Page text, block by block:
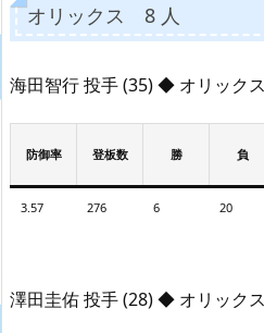
オリックス 8 人
海田智行 投手 (35) ◆ オリック
防御率 登板数 勝 負
3.57 276 6 20
澤田圭佑 投手 (28) ◆ オリック